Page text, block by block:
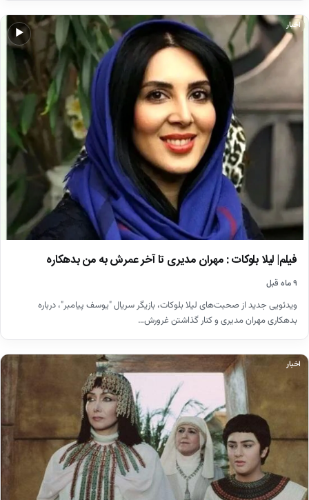
▶
اخبار
فیلم| لیلا بلوکات : مهران مدیری تا آخر عمرش به من بدهکاره
۹ ماه قبل
ویدئویی جدید از صحبت‌های لیلا بلوکات، بازیگر سریال "یوسف پیامبر"، درباره
بدهکاری مهران مدیری و کنار گذاشتن غرورش…
اخبار